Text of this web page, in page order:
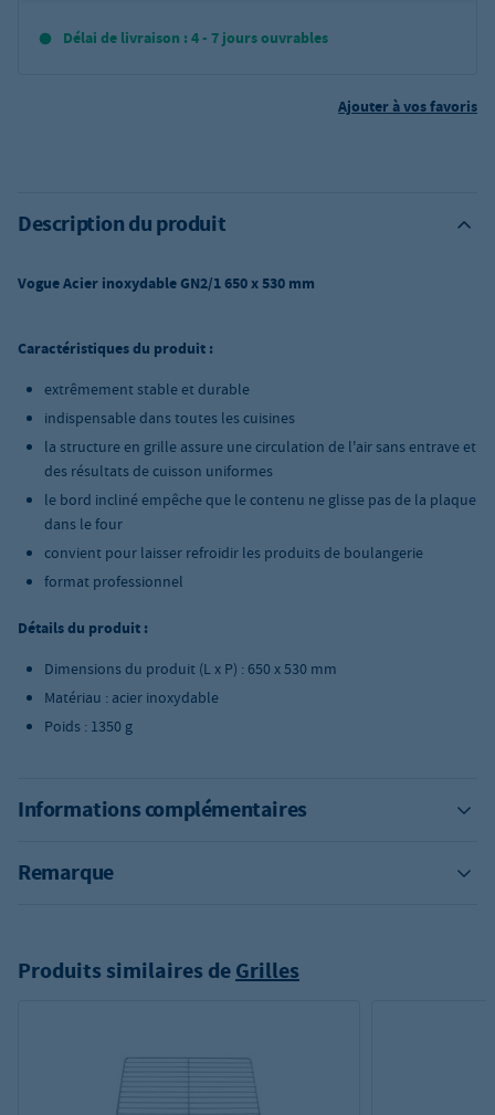
Délai de livraison : 4 - 7 jours ouvrables
Ajouter à vos favoris
Description du produit
Vogue Acier inoxydable GN2/1 650 x 530 mm
Caractéristiques du produit :
extrêmement stable et durable
indispensable dans toutes les cuisines
la structure en grille assure une circulation de l'air sans entrave et
des résultats de cuisson uniformes
le bord incliné empêche que le contenu ne glisse pas de la plaque
dans le four
convient pour laisser refroidir les produits de boulangerie
format professionnel
Détails du produit :
Dimensions du produit (L x P) : 650 x 530 mm
Matériau : acier inoxydable
Poids : 1350 g
Informations complémentaires
Remarque
Produits similaires deGrilles